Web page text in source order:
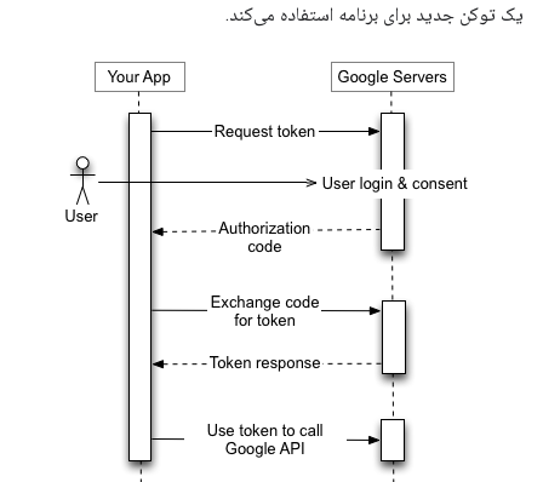
یک توکن جدید برای برنامه استفاده می‌کند.